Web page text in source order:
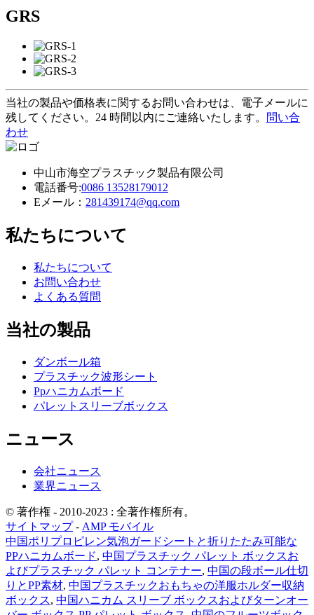
GRS
当社の製品や価格表に関するお問い合わせは、電子メールに
残してください。24 時間以内にご連絡いたします。
問い合
わせ
中山市海空プラスチック製品有限公司
電話番号:0086 13528179012
Eメール： 281439174@qq.com
私たちについて
私たちについて
お問い合わせ
よくある質問
当社の製品
ダンボール箱
プラスチック波形シート
Ppハニカムボード
パレットスリーブボックス
ニュース
会社ニュース
業界ニュース
© 著作権 - 2010-2023 : 全著作権所有。
サイトマップ- AMP モバイル
中国ポリプロピレン気泡ガードシートと折りたたみ可能な
PPハニカムボード, 中国プラスチック パレット ボックスお
よびプラスチック パレット コンテナー, 中国の段ボール仕切
りとPP素材, 中国プラスチックおもちゃの洋服ホルダー収納
ボックス, 中国ハニカム スリーブ ボックスおよびターンオー